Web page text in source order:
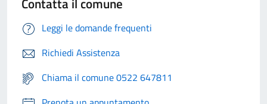
Leggi le domande frequenti
Richiedi Assistenza
Chiama il comune 0522 647811